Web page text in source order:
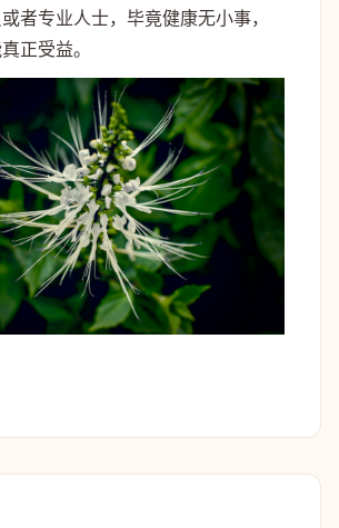
者专业人士，毕竟健康无小事，
正受益。